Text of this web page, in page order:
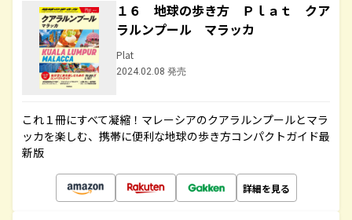
１６ 地球の歩き方 Ｐｌａｔ クア
ラルンプール マラッカ
Plat
2024.02.08 発売
これ１冊にすべて凝縮！マレーシアのクアラルンプールとマラ
ッカを楽しむ、携帯に便利な地球の歩き方コンパクトガイド最
新版
詳細を見る